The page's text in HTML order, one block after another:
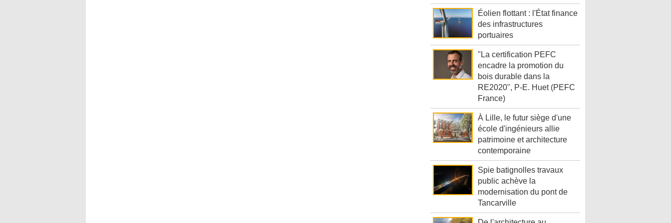
Éolien flottant : l'État finance
des infrastructures
portuaires
"La certification PEFC
encadre la promotion du
bois durable dans la
RE2020", P-E. Huet (PEFC
France)
À Lille, le futur siège d'une
école d'ingénieurs allie
patrimoine et architecture
contemporaine
Spie batignolles travaux
public achève la
modernisation du pont de
Tancarville